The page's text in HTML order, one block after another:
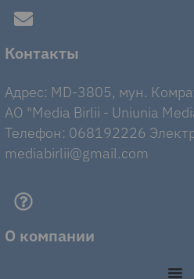
Контакты
Адрес: MD-3805, мун.
AO "Media Birlii - Uniunia
Телефон: 068192226
mediabirlii@gmail.com
О компании